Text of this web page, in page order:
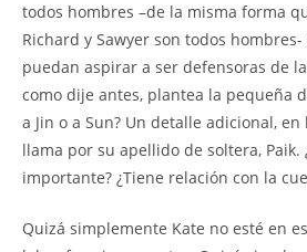
todos hombres –de la misma forma
Richard y Sawyer son todos
puedan aspirar a ser defensoras de
como dije antes, plantea la pequeña
a Jin o a Sun? Un detalle adicional, en
llama por su apellido de soltera, Paik.
importante? ¿Tiene relación con la
Quizá simplemente Kate no esté en